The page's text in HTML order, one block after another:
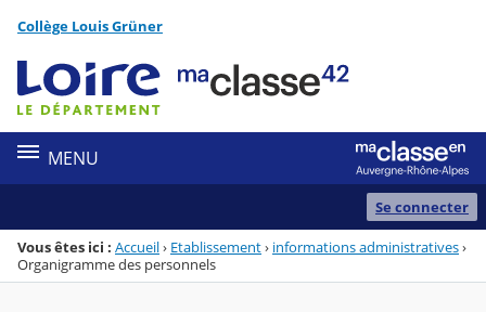
Menu de la rubrique
Contenu
Collège Louis Grüner
MENU
Se connecter
Vous êtes ici : Accueil› Etablissement› informations administratives›
Organigramme des personnels